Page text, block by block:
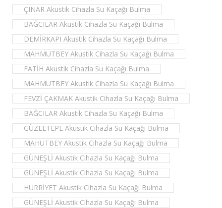
ÇINAR Akustik Cihazla Su Kaçağı Bulma
BAĞCILAR Akustik Cihazla Su Kaçağı Bulma
DEMİRKAPI Akustik Cihazla Su Kaçağı Bulma
MAHMUTBEY Akustik Cihazla Su Kaçağı Bulma
FATİH Akustik Cihazla Su Kaçağı Bulma
MAHMUTBEY Akustik Cihazla Su Kaçağı Bulma
FEVZİ ÇAKMAK Akustik Cihazla Su Kaçağı Bulma
BAĞCILAR Akustik Cihazla Su Kaçağı Bulma
GÜZELTEPE Akustik Cihazla Su Kaçağı Bulma
MAHUTBEY Akustik Cihazla Su Kaçağı Bulma
GÜNEŞLİ Akustik Cihazla Su Kaçağı Bulma
GÜNEŞLİ Akustik Cihazla Su Kaçağı Bulma
HÜRRİYET Akustik Cihazla Su Kaçağı Bulma
GÜNEŞLİ Akustik Cihazla Su Kaçağı Bulma